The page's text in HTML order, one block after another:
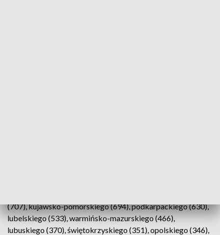
(707), kujawsko-pomorskiego (694), podkarpackiego (630),
lubelskiego (533), warmińsko-mazurskiego (466),
lubuskiego (370), świętokrzyskiego (351), opolskiego (346),